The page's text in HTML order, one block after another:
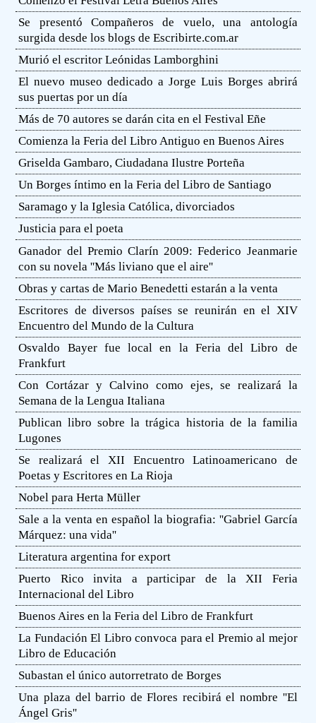
Se presentó Compañeros de vuelo, una antología
surgida desde los blogs de Escribirte.com.ar
Murió el escritor Leónidas Lamborghini
El nuevo museo dedicado a Jorge Luis Borges abrirá
sus puertas por un día
Más de 70 autores se darán cita en el Festival Eñe
Comienza la Feria del Libro Antiguo en Buenos Aires
Griselda Gambaro, Ciudadana Ilustre Porteña
Un Borges íntimo en la Feria del Libro de Santiago
Saramago y la Iglesia Católica, divorciados
Justicia para el poeta
Ganador del Premio Clarín 2009: Federico Jeanmarie
con su novela ''Más liviano que el aire''
Obras y cartas de Mario Benedetti estarán a la venta
Escritores de diversos países se reunirán en el XIV
Encuentro del Mundo de la Cultura
Osvaldo Bayer fue local en la Feria del Libro de
Frankfurt
Con Cortázar y Calvino como ejes, se realizará la
Semana de la Lengua Italiana
Publican libro sobre la trágica historia de la familia
Lugones
Se realizará el XII Encuentro Latinoamericano de
Poetas y Escritores en La Rioja
Nobel para Herta Müller
Sale a la venta en español la biografia: ''Gabriel García
Márquez: una vida''
Literatura argentina for export
Puerto Rico invita a participar de la XII Feria
Internacional del Libro
Buenos Aires en la Feria del Libro de Frankfurt
La Fundación El Libro convoca para el Premio al mejor
Libro de Educación
Subastan el único autorretrato de Borges
Una plaza del barrio de Flores recibirá el nombre ''El
Ángel Gris''